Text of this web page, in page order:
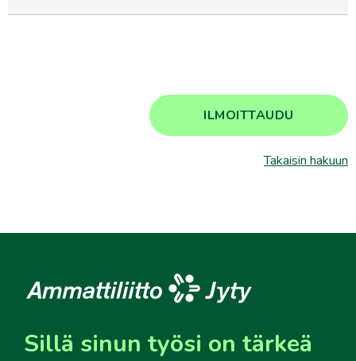
ILMOITTAUDU
Takaisin hakuun
Sillä sinun työsi on tärkeä